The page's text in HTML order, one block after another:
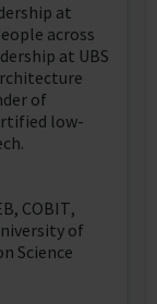
at
across
at UBS
of
low-
COBIT,
of
Science